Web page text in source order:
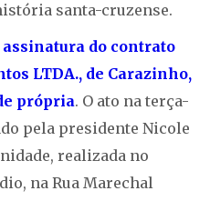
santa-cruzense.
assinatura do contrato
LTDA., de Carazinho,
própria. O ato na terça-
pela presidente Nicole
realizada no
na Rua Marechal